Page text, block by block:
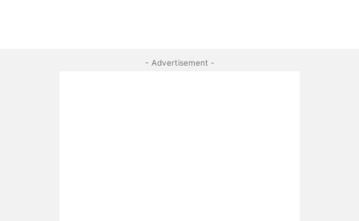
- Advertisement -